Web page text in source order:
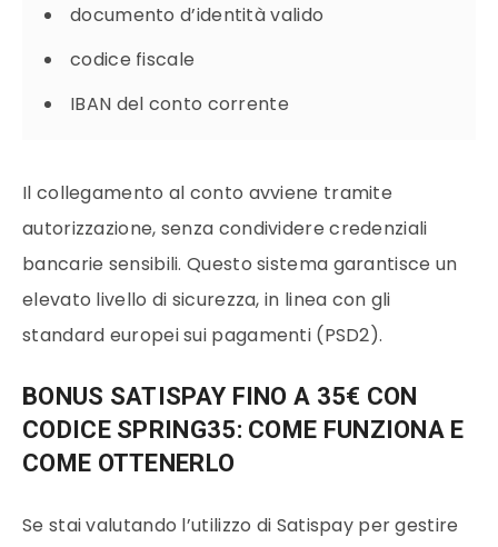
documento d’identità valido
codice fiscale
IBAN del conto corrente
Il collegamento al conto avviene tramite
autorizzazione, senza condividere credenziali
bancarie sensibili. Questo sistema garantisce un
elevato livello di sicurezza, in linea con gli
standard europei sui pagamenti (PSD2).
BONUS SATISPAY FINO A 35€ CON
CODICE SPRING35: COME FUNZIONA E
COME OTTENERLO
Se stai valutando l’utilizzo di Satispay per gestire